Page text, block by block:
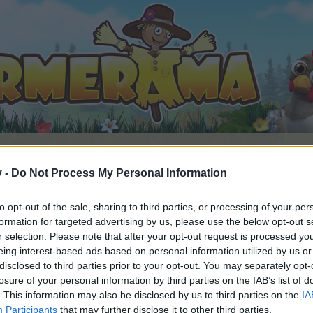
- Do Not Process My Personal Information
opt-out of the sale, sharing to third parties, or processing of your
for targeted advertising by us, please use the below opt-out
selection. Please note that after your opt-out request is processed
interest-based ads based on personal information utilized by us
to third parties prior to your opt-out. You may separately
of your personal information by third parties on the IAB’s list of
This information may also be disclosed by us to third parties on the
Participants that may further disclose it to other third parties.
tradotti
.
alle varie discussioni, o vuoi iniziare un tuo
un tuo account di gioco. Siamo in attesa della tua